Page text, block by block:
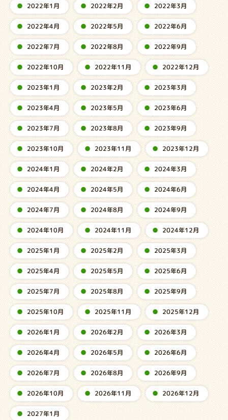
2022年1月 2022年2月 2022年3月
2022年4月 2022年5月 2022年6月
2022年7月 2022年8月 2022年9月
2022年10月 2022年11月 2022年12月
2023年1月 2023年2月 2023年3月
2023年4月 2023年5月 2023年6月
2023年7月 2023年8月 2023年9月
2023年10月 2023年11月 2023年12月
2024年1月 2024年2月 2024年3月
2024年4月 2024年5月 2024年6月
2024年7月 2024年8月 2024年9月
2024年10月 2024年11月 2024年12月
2025年1月 2025年2月 2025年3月
2025年4月 2025年5月 2025年6月
2025年7月 2025年8月 2025年9月
2025年10月 2025年11月 2025年12月
2026年1月 2026年2月 2026年3月
2026年4月 2026年5月 2026年6月
2026年7月 2026年8月 2026年9月
2026年10月 2026年11月 2026年12月
2027年1月